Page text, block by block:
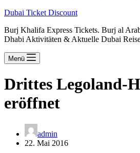
Dubai Ticket Discount
Burj Khalifa Express Tickets. Burj al
Dhabi Aktivitäten & Aktuelle Dubai
Menü
Drittes Legoland-
eröffnet
admin
22. Mai 2016